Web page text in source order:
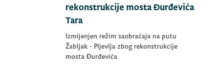
rekonstrukcije mosta Đurđevića
Tara
Izmijenjen režim saobraćaja na putu
Žabljak - Pljevlja zbog rekonstrukcije
mosta Đurđevića